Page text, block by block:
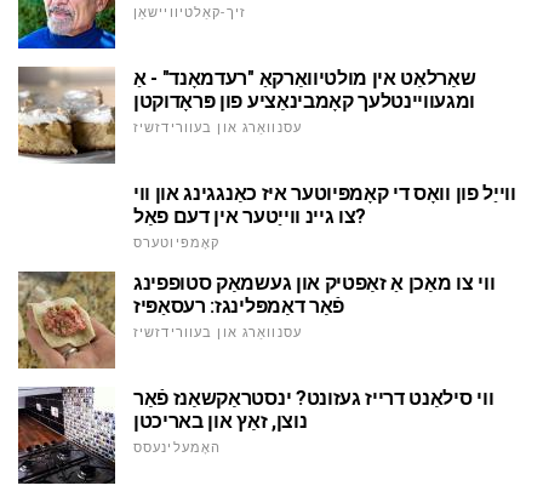
זיך-קאַלטיוויישאַן
שאַרלאַט אין מולטיוואַרקאַ "רעדמאָנד" - אַ
ומגעוויינטלעך קאָמבינאַציע פון פּראָדוקטן
עסנוואַרג און בעוורידזשיז
ווייַל פון וואָס די קאָמפּיוטער איז כאַנגגינג און ווי
צו גיינ ווייַטער אין דעם פאַל?
קאָמפּיוטערס
ווי צו מאַכן אַ זאַפטיק און געשמאַק סטופפינג
פֿאַר דאַמפּלינגז: רעסאַפּיז
עסנוואַרג און בעוורידזשיז
ווי סילאַנט דרייז געזונט? ינסטראַקשאַנז פֿאַר
נוצן, זאַץ און באריכטן
האָמעלינעסס